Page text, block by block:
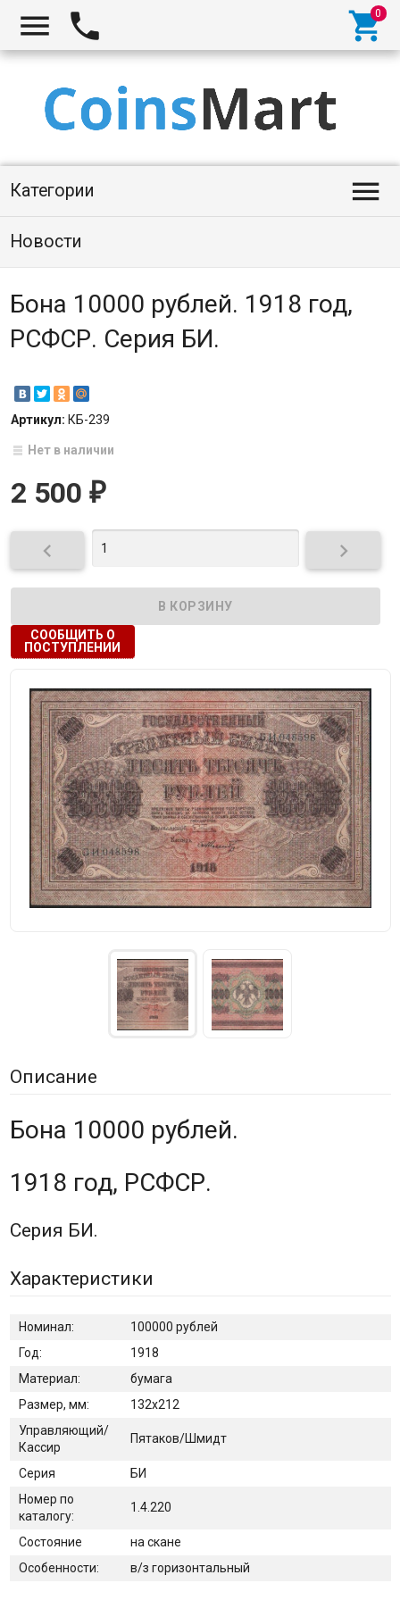
  
Категории 
Новости
Бона 10000 рублей. 1918 год,
РСФСР. Серия БИ.
Артикул: КБ-239
Нет в наличии
2 500 ₽
 
СООБЩИТЬ О
ПОСТУПЛЕНИИ
Описание
Бона 10000 рублей.
1918 год, РСФСР.
Серия БИ.
Характеристики
Номинал:
100000 рублей
Год:
1918
Материал:
бумага
Размер, мм:
132х212
Управляющий/
Кассир
Пятаков/Шмидт
Серия
БИ
Номер по
каталогу:
1.4.220
Состояние
на скане
Особенности:
в/з горизонтальный